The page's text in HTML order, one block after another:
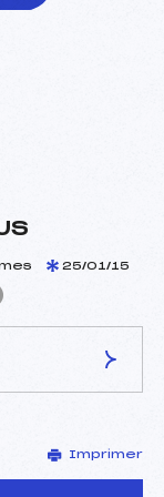
25/01/15
JEAN CLAUDE
(PO)
Imprimer